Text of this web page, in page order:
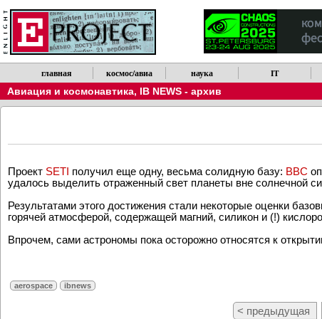
главная космос/авиа наука IT
Авиация и космонавтика, IB NEWS - архив
Проект SETI получил еще одну, весьма солидную базу: BBC
удалось выделить отраженный свет планеты вне солнечной
Результатами этого достижения стали некоторые оценки
горячей атмосферой, содержащей магний, силикон и (!)
Впрочем, сами астрономы пока осторожно относятся к
aerospace ibnews
< предыдущая